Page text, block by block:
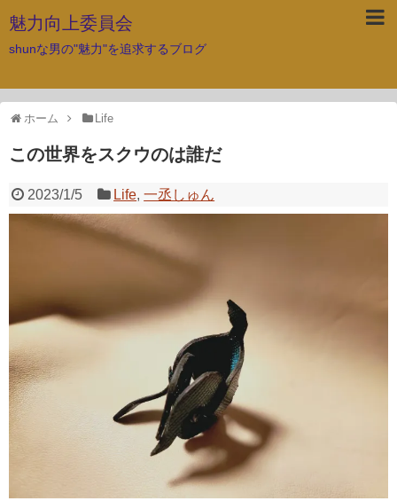
魅力向上委員会
shunな男の"魅力"を追求するブログ
ホーム Life
この世界をスクウのは誰だ
2023/1/5 Life,一丞しゅん